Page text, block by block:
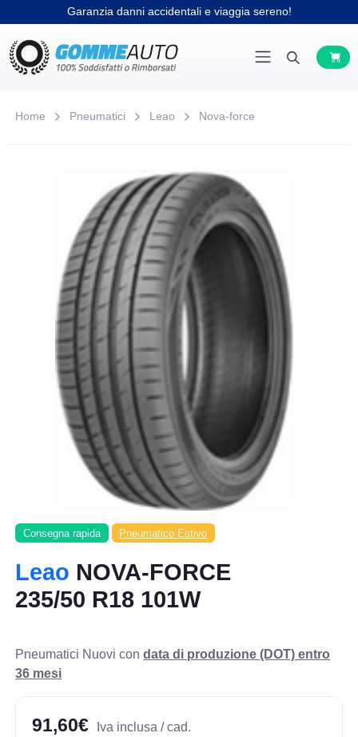
Garanzia danni accidentali e viaggia sereno!
Home Pneumatici Leao Nova-force
Consegna rapida Pneumatico Estivo
Leao NOVA-FORCE
235/50 R18 101W
Pneumatici Nuovi condata di produzione (DOT) entro
36 mesi
91,60€ Iva inclusa / cad.